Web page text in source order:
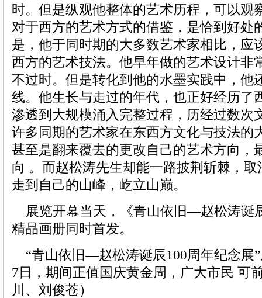
时。但是纵观他整体的艺术历程，可以观
对于西方的艺术方式的借鉴，是恰到好处
是，他于同时期的大多数艺术家相比，应
西方的艺术技法。他早年做的艺术设计非
不过时。但是转化到他的水墨实践中，他
线。他生长与走过的年代，也正好经历了
渗透到大规模涌入完整过程，历经过数次
许多同期的艺术家在东西方文化与技法的
甚至是翻来覆去的更改自己的艺术方向，
向 。而赵松涛先生却能一路披荆斩棘，
走到自己的山峰，屹立山巅。
展览开幕当天，《青山依旧—赵松涛诞
精品画册同时首发。
“青山依旧—赵松涛诞辰100周年纪念展”
7日，期间正值国庆黄金周，广大市民 可
川、刘俊苍）